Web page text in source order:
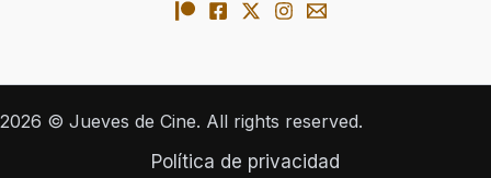
2026 © Jueves de Cine. All rights reserved.
Política de privacidad